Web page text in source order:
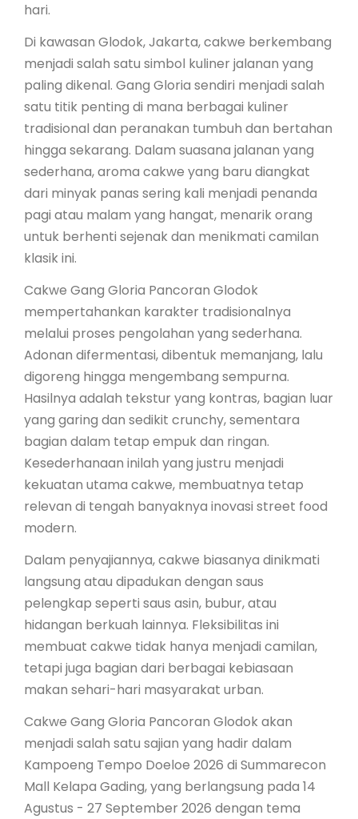
hari.
Di kawasan Glodok, Jakarta, cakwe berkembang
menjadi salah satu simbol kuliner jalanan yang
paling dikenal. Gang Gloria sendiri menjadi salah
satu titik penting di mana berbagai kuliner
tradisional dan peranakan tumbuh dan bertahan
hingga sekarang. Dalam suasana jalanan yang
sederhana, aroma cakwe yang baru diangkat
dari minyak panas sering kali menjadi penanda
pagi atau malam yang hangat, menarik orang
untuk berhenti sejenak dan menikmati camilan
klasik ini.
Cakwe Gang Gloria Pancoran Glodok
mempertahankan karakter tradisionalnya
melalui proses pengolahan yang sederhana.
Adonan difermentasi, dibentuk memanjang, lalu
digoreng hingga mengembang sempurna.
Hasilnya adalah tekstur yang kontras, bagian luar
yang garing dan sedikit crunchy, sementara
bagian dalam tetap empuk dan ringan.
Kesederhanaan inilah yang justru menjadi
kekuatan utama cakwe, membuatnya tetap
relevan di tengah banyaknya inovasi street food
modern.
Dalam penyajiannya, cakwe biasanya dinikmati
langsung atau dipadukan dengan saus
pelengkap seperti saus asin, bubur, atau
hidangan berkuah lainnya. Fleksibilitas ini
membuat cakwe tidak hanya menjadi camilan,
tetapi juga bagian dari berbagai kebiasaan
makan sehari-hari masyarakat urban.
Cakwe Gang Gloria Pancoran Glodok akan
menjadi salah satu sajian yang hadir dalam
Kampoeng Tempo Doeloe 2026 di Summarecon
Mall Kelapa Gading, yang berlangsung pada 14
Agustus - 27 September 2026 dengan tema